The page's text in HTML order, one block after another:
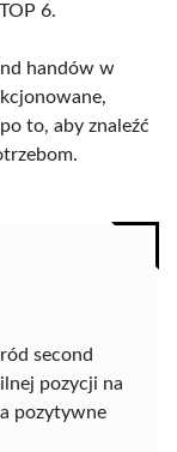
6.
handów w
to, aby znaleźć
second
pozycji na
pozytywne